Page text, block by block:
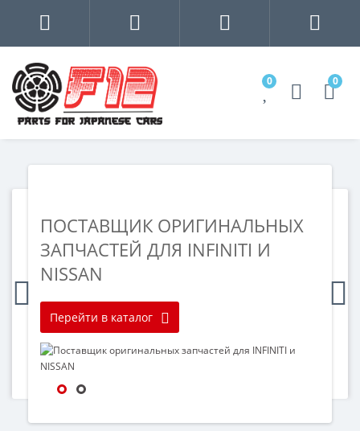
0 0
ПОСТАВЩИК ОРИГИНАЛЬНЫХ
ЗАПЧАСТЕЙ ДЛЯ INFINITI И
NISSAN
Перейти в каталог